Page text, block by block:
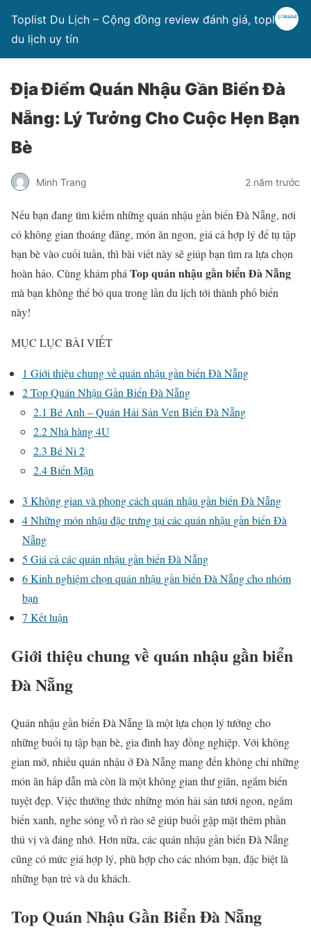
Toplist Du Lịch – Cộng đồng review đánh giá, toplist
du lịch uy tín
Địa Điểm Quán Nhậu Gần Biển Đà
Nẵng: Lý Tưởng Cho Cuộc Hẹn Bạn
Bè
Minh Trang 2 năm trước
Nếu bạn đang tìm kiếm những quán nhậu gần biển Đà Nẵng, nơi
có không gian thoáng đãng, món ăn ngon, giá cả hợp lý để tụ tập
bạn bè vào cuối tuần, thì bài viết này sẽ giúp bạn tìm ra lựa chọn
hoàn hảo. Cùng khám phá Top quán nhậu gần biển Đà Nẵng
mà bạn không thể bỏ qua trong lần du lịch tới thành phố biển
này!
MỤC LỤC BÀI VIẾT
1 Giới thiệu chung về quán nhậu gần biển Đà Nẵng
2Top Quán Nhậu Gần Biển Đà Nẵng
2.1 Bé Anh – Quán Hải Sản Ven Biển Đà Nẵng
2.2Nhà hàng 4U
2.3 Bé Ni 2
2.4Biển Mặn
3 Không gian và phong cách quán nhậu gần biển Đà Nẵng
4Những món nhậu đặc trưng tại các quán nhậu gần biển Đà
Nẵng
5 Giá cả các quán nhậu gần biển Đà Nẵng
6Kinh nghiệm chọn quán nhậu gần biển Đà Nẵng cho nhóm
bạn
7 Kết luận
Giới thiệu chung về quán nhậu gần biển
Đà Nẵng
Quán nhậu gần biển Đà Nẵng là một lựa chọn lý tưởng cho
những buổi tụ tập bạn bè, gia đình hay đồng nghiệp. Với không
gian mở, nhiều quán nhậu ở Đà Nẵng mang đến không chỉ những
món ăn hấp dẫn mà còn là một không gian thư giãn, ngắm biển
tuyệt đẹp. Việc thưởng thức những món hải sản tươi ngon, ngắm
biển xanh, nghe sóng vỗ rì rào sẽ giúp buổi gặp mặt thêm phần
thú vị và đáng nhớ. Hơn nữa, các quán nhậu gần biển Đà Nẵng
cũng có mức giá hợp lý, phù hợp cho các nhóm bạn, đặc biệt là
những bạn trẻ và du khách.
Top Quán Nhậu Gần Biển Đà Nẵng